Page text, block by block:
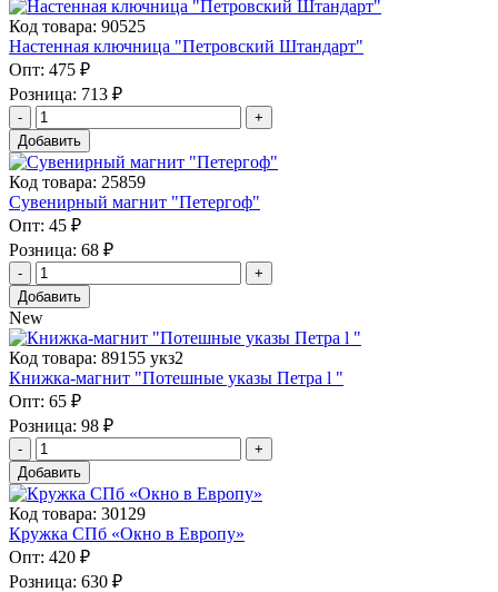
Код товара: 90525
Настенная ключница "Петровский Штандарт"
Опт: 475 ₽
Розница: 713 ₽
Добавить
Код товара: 25859
Сувенирный магнит "Петергоф"
Опт: 45 ₽
Розница: 68 ₽
Добавить
New
Код товара: 89155 укз2
Книжка-магнит "Потешные указы Петра l "
Опт: 65 ₽
Розница: 98 ₽
Добавить
Код товара: 30129
Кружка СПб «Окно в Европу»
Опт: 420 ₽
Розница: 630 ₽